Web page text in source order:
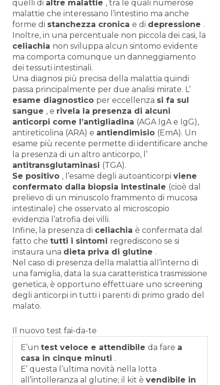
quelli di altre malattie , tra le quali numerose
malattie che interessano l’intestino ma anche
forme di stanchezza cronica e di depressione .
Inoltre, in una percentuale non piccola dei casi, la
celiachia non sviluppa alcun sintomo evidente
ma comporta comunque un danneggiamento
dei tessuti intestinali.
Una diagnosi più precisa della malattia quindi
passa principalmente per due analisi mirate. L’
esame diagnostico per eccellenza si fa sul
sangue , e rivela la presenza di alcuni
anticorpi come l’antigliadina (AGA IgA e IgG),
antireticolina (ARA) e antiendimisio (EmA). Un
esame più recente permette di identificare anche
la presenza di un altro anticorpo, l’
antitransglutaminasi (TGA).
Se positivo , l’esame degli autoanticorpi viene
confermato dalla biopsia intestinale (cioè dal
prelievo di un minuscolo frammento di mucosa
intestinale) che osservato al microscopio
evidenzia l’atrofia dei villi.
Infine, la presenza di celiachia è confermata dal
fatto che tutti i sintomi regrediscono se si
instaura una dieta priva di glutine .
Nel caso di presenza della malattia all’interno di
una famiglia, data la sua caratteristica trasmissione
genetica, è opportuno effettuare uno screening
degli anticorpi in tutti i parenti di primo grado del
malato.
Il nuovo test fai-da-te
E’un test veloce e attendibile da fare a
casa in cinque minuti .
E’ questa l’ultima novità nella lotta
all’intolleranza al glutine; il kit è vendibile in